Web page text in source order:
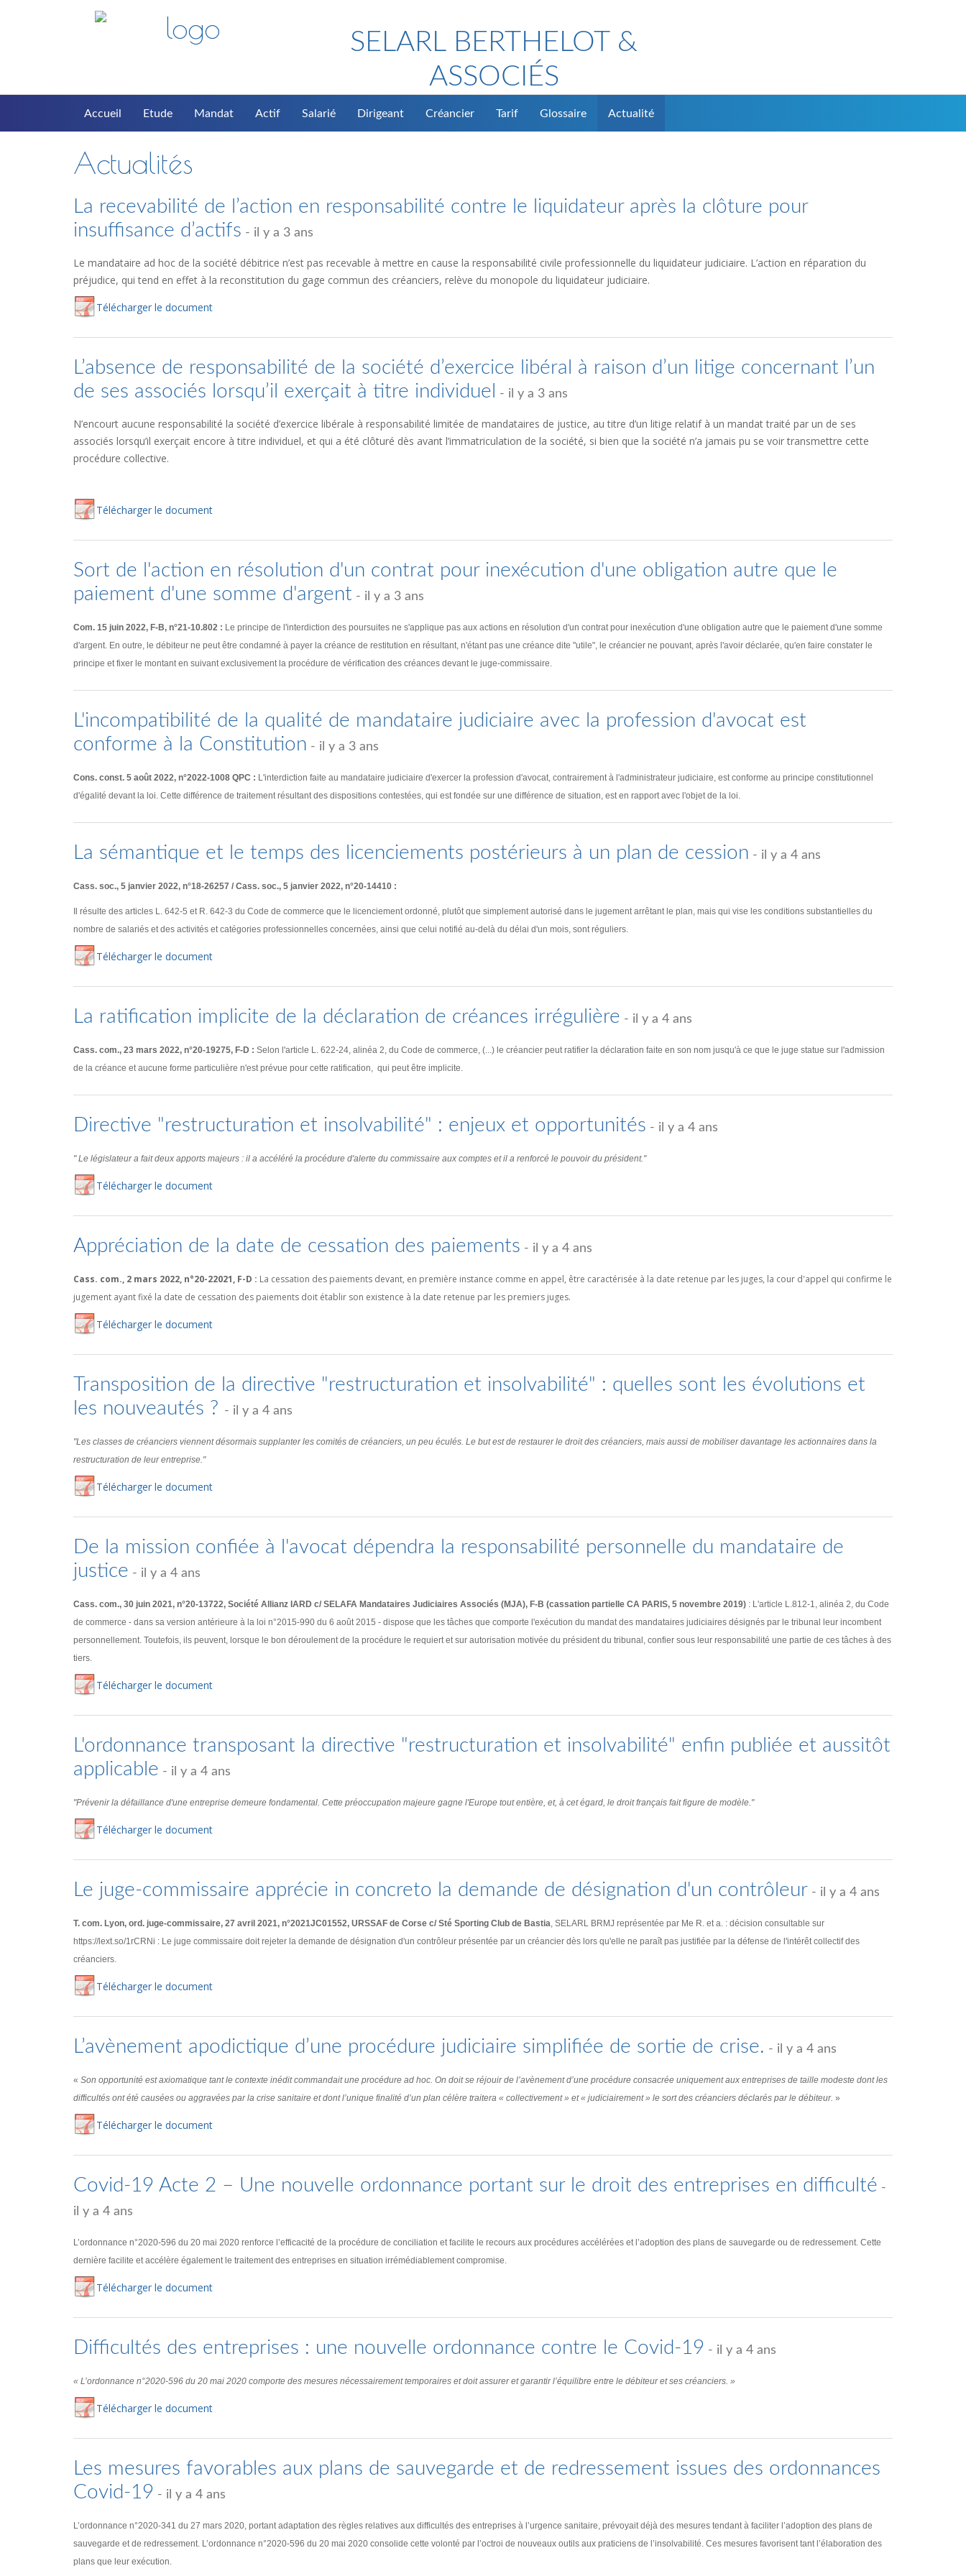
SELARL BERTHELOT &
ASSOCIÉS
Accueil Etude Mandat Actif Salarié Dirigeant Créancier Tarif Glossaire Actualité
Actualités
La recevabilité de l’action en responsabilité contre le liquidateur après la clôture pour
insuffisance d’actifs - il y a 3 ans
Le mandataire ad hoc de la société débitrice n’est pas recevable à mettre en cause la responsabilité civile professionnelle du liquidateur judiciaire. L’action en réparation du
préjudice, qui tend en effet à la reconstitution du gage commun des créanciers, relève du monopole du liquidateur judiciaire.
Télécharger le document
L’absence de responsabilité de la société d’exercice libéral à raison d’un litige concernant l’un
de ses associés lorsqu’il exerçait à titre individuel
- il y a 3 ans
N’encourt aucune responsabilité la société d’exercice libérale à responsabilité limitée de mandataires de justice, au titre d’un litige relatif à un mandat traité par un de ses
associés lorsqu’il exerçait encore à titre individuel, et qui a été clôturé dès avant l’immatriculation de la société, si bien que la société n’a jamais pu se voir transmettre cette
procédure collective.
Télécharger le document
Sort de l'action en résolution d'un contrat pour inexécution d'une obligation autre que le
paiement d'une somme d'argent - il y a 3 ans
Com. 15 juin 2022, F-B, n°21-10.802 : Le principe de l'interdiction des poursuites ne s'applique pas aux actions en résolution d'un contrat pour inexécution d'une obligation autre que le paiement d'une somme
d'argent. En outre, le débiteur ne peut être condamné à payer la créance de restitution en résultant, n'étant pas une créance dite "utile", le créancier ne pouvant, après l'avoir déclarée, qu'en faire constater le
principe et fixer le montant en suivant exclusivement la procédure de vérification des créances devant le juge-commissaire.
L'incompatibilité de la qualité de mandataire judiciaire avec la profession d'avocat est
conforme à la Constitution - il y a 3 ans
Cons. const. 5 août 2022, n°2022-1008 QPC : L'interdiction faite au mandataire judiciaire d'exercer la profession d'avocat, contrairement à l'administrateur judiciaire, est conforme au principe constitutionnel
d'égalité devant la loi. Cette différence de traitement résultant des dispositions contestées, qui est fondée sur une différence de situation, est en rapport avec l'objet de la loi.
La sémantique et le temps des licenciements postérieurs à un plan de cession - il y a 4 ans
Cass. soc., 5 janvier 2022, n°18-26257 / Cass. soc., 5 janvier 2022, n°20-14410 :
Il résulte des articles L. 642-5 et R. 642-3 du Code de commerce que le licenciement ordonné, plutôt que simplement autorisé dans le jugement arrêtant le plan, mais qui vise les conditions substantielles du
nombre de salariés et des activités et catégories professionnelles concernées, ainsi que celui notifié au-delà du délai d'un mois, sont réguliers.
Télécharger le document
La ratification implicite de la déclaration de créances irrégulière - il y a 4 ans
Cass. com., 23 mars 2022, n°20-19275, F-D : Selon l'article L. 622-24, alinéa 2, du Code de commerce, (...) le créancier peut ratifier la déclaration faite en son nom jusqu'à ce que le juge statue sur l'admission
de la créance et aucune forme particulière n'est prévue pour cette ratification, qui peut être implicite.
Directive "restructuration et insolvabilité" : enjeux et opportunités - il y a 4 ans
" Le législateur a fait deux apports majeurs : il a accéléré la procédure d'alerte du commissaire aux comptes et il a renforcé le pouvoir du président."
Télécharger le document
Appréciation de la date de cessation des paiements - il y a 4 ans
Cass. com., 2 mars 2022, n°20-22021, F-D : La cessation des paiements devant, en première instance comme en appel, être caractérisée à la date retenue par les juges, la cour d'appel qui confirme le
jugement ayant fixé la date de cessation des paiements doit établir son existence à la date retenue par les premiers juges.
Télécharger le document
Transposition de la directive "restructuration et insolvabilité" : quelles sont les évolutions et
les nouveautés ? - il y a 4 ans
"Les classes de créanciers viennent désormais supplanter les comités de créanciers, un peu éculés. Le but est de restaurer le droit des créanciers, mais aussi de mobiliser davantage les actionnaires dans la
restructuration de leur entreprise."
Télécharger le document
De la mission confiée à l'avocat dépendra la responsabilité personnelle du mandataire de
justice - il y a 4 ans
Cass. com., 30 juin 2021, n°20-13722, Société Allianz IARD c/ SELAFA Mandataires Judiciaires Associés (MJA), F-B (cassation partielle CA PARIS, 5 novembre 2019) : L'article L.812-1, alinéa 2, du Code
de commerce - dans sa version antérieure à la loi n°2015-990 du 6 août 2015 - dispose que les tâches que comporte l'exécution du mandat des mandataires judiciaires désignés par le tribunal leur incombent
personnellement. Toutefois, ils peuvent, lorsque le bon déroulement de la procédure le requiert et sur autorisation motivée du président du tribunal, confier sous leur responsabilité une partie de ces tâches à des
tiers.
Télécharger le document
L'ordonnance transposant la directive "restructuration et insolvabilité" enfin publiée et aussitôt
applicable - il y a 4 ans
"Prévenir la défaillance d'une entreprise demeure fondamental. Cette préoccupation majeure gagne l'Europe tout entière, et, à cet égard, le droit français fait figure de modèle."
Télécharger le document
Le juge-commissaire apprécie in concreto la demande de désignation d'un contrôleur - il y a 4 ans
T. com. Lyon, ord. juge-commissaire, 27 avril 2021, n°2021JC01552, URSSAF de Corse c/ Sté Sporting Club de Bastia, SELARL BRMJ représentée par Me R. et a. : décision consultable sur
https://lext.so/1rCRNi : Le juge commissaire doit rejeter la demande de désignation d'un contrôleur présentée par un créancier dès lors qu'elle ne paraît pas justifiée par la défense de l'intérêt collectif des
créanciers.
Télécharger le document
L’avènement apodictique d’une procédure judiciaire simplifiée de sortie de crise. - il y a 4 ans
« Son opportunité est axiomatique tant le contexte inédit commandait une procédure ad hoc. On doit se réjouir de l’avènement d’une procédure consacrée uniquement aux entreprises de taille modeste dont les
difficultés ont été causées ou aggravées par la crise sanitaire et dont l’unique finalité d’un plan célère traitera « collectivement » et « judiciairement » le sort des créanciers déclarés par le débiteur. »
Télécharger le document
Covid-19 Acte 2 – Une nouvelle ordonnance portant sur le droit des entreprises en difficulté -
il y a 4 ans
L’ordonnance n°2020-596 du 20 mai 2020 renforce l’efficacité de la procédure de conciliation et facilite le recours aux procédures accélérées et l’adoption des plans de sauvegarde ou de redressement. Cette
dernière facilite et accélère également le traitement des entreprises en situation irrémédiablement compromise.
Télécharger le document
Difficultés des entreprises : une nouvelle ordonnance contre le Covid-19 - il y a 4 ans
« L’ordonnance n°2020-596 du 20 mai 2020 comporte des mesures nécessairement temporaires et doit assurer et garantir l’équilibre entre le débiteur et ses créanciers. »
Télécharger le document
Les mesures favorables aux plans de sauvegarde et de redressement issues des ordonnances
Covid-19 - il y a 4 ans
L’ordonnance n°2020-341 du 27 mars 2020, portant adaptation des règles relatives aux difficultés des entreprises à l’urgence sanitaire, prévoyait déjà des mesures tendant à faciliter l’adoption des plans de
sauvegarde et de redressement. L’ordonnance n°2020-596 du 20 mai 2020 consolide cette volonté par l’octroi de nouveaux outils aux praticiens de l’insolvabilité. Ces mesures favorisent tant l’élaboration des
plans que leur exécution.